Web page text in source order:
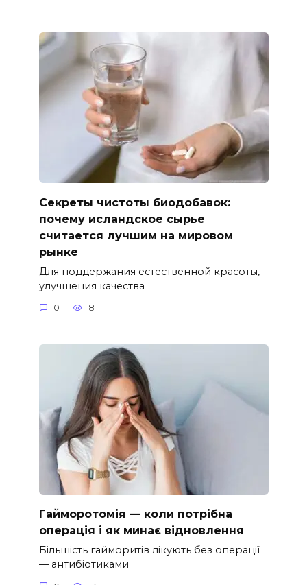
Секреты чистоты биодобавок:
почему исландское сырье
считается лучшим на мировом
рынке
Для поддержания естественной красоты,
улучшения качества
0 8
Гайморотомія — коли потрібна
операція і як минає відновлення
Більшість гайморитів лікують без операції
— антибіотиками